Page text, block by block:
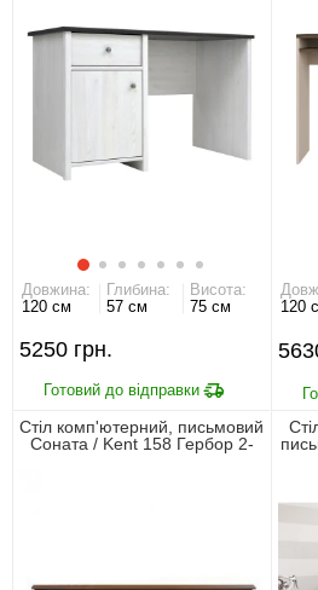
Довжина:
120 см
Глибина:
57 см
Висота:
75 см
5250
120
Стіл комп'ютерний, письмовий
Соната / Kent 158 Гербор 2-